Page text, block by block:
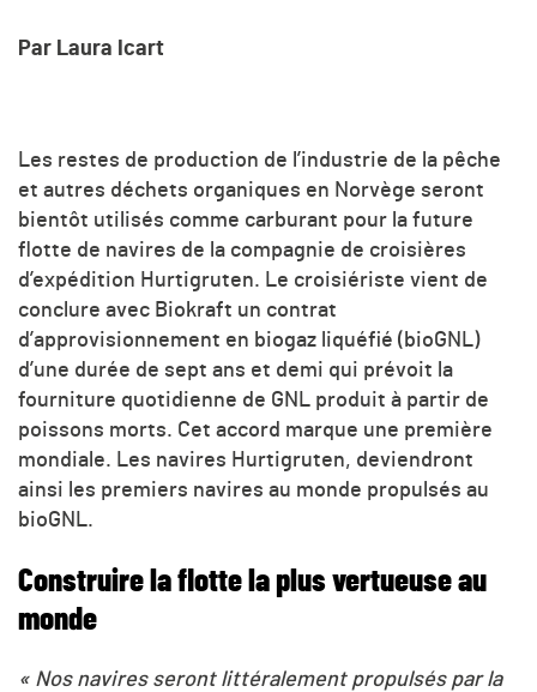
Par Laura Icart
Les restes de production de l’industrie de la pêche
et autres déchets organiques en Norvège seront
bientôt utilisés comme carburant pour la future
flotte de navires de la compagnie de croisières
d’expédition Hurtigruten. Le croisiériste vient de
conclure avec Biokraft un contrat
d’approvisionnement en biogaz liquéfié (bioGNL)
d’une durée de sept ans et demi qui prévoit la
fourniture quotidienne de GNL produit à partir de
poissons morts. Cet accord marque une première
mondiale. Les navires Hurtigruten, deviendront
ainsi les premiers navires au monde propulsés au
bioGNL.
Construire la flotte la plus vertueuse au
monde
« Nos navires seront littéralement propulsés par la